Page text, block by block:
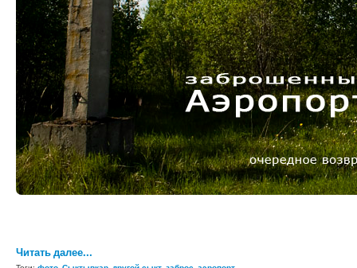
Читать далее...